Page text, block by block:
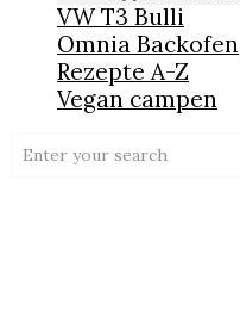
VW T3 Bulli
Omnia Backofen
Rezepte A-Z
Vegan campen